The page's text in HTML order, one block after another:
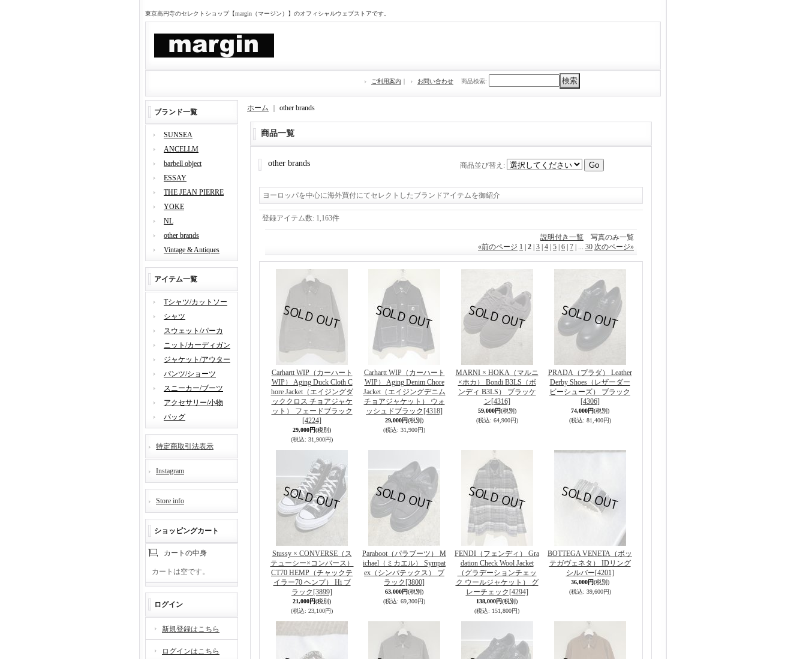
東京高円寺のセレクトショップ【margin（マージン）】のオフィシャルウェブストアです。
ご利用案内 ｜ お問い合わせ 商品検索:
ブランド一覧
SUNSEA
ANCELLM
barbell object
ESSAY
THE JEAN PIERRE
YOKE
NL
other brands
Vintage & Antiques
アイテム一覧
Tシャツ/カットソー
シャツ
スウェット/パーカ
ニット/カーディガン
ジャケット/アウター
パンツ/ショーツ
スニーカー/ブーツ
アクセサリー/小物
バッグ
特定商取引法表示
Instagram
Store info
ショッピングカート
カートの中身
カートは空です。
ログイン
新規登録はこちら
ログインはこちら
ホーム other brands
商品一覧
other brands 商品並び替え :
ヨーロッパを中心に海外買付にてセレクトしたブランドアイテムを御紹介
登録アイテム数: 1,163件
説明付き一覧 写真のみ一覧
«前のページ 1 2 3 4 5 6 7 ... 30 次のページ»
Carhartt WIP（カーハート
WIP） Aging Duck Cloth C
hore Jacket（エイジングダ
ッククロス チョアジャケ
ット） フェードブラック
[4224]
29,000円(税別)
(税込: 31,900円)
Carhartt WIP（カーハート
WIP） Aging Denim Chore
Jacket（エイジングデニム
チョアジャケット） ウォ
ッシュドブラック [4318]
29,000円(税別)
(税込: 31,900円)
MARNI × HOKA（マルニ
×ホカ） Bondi B3LS（ボ
ンディ B3LS） ブラッケ
ン[4316]
59,000円(税別)
(税込: 64,900円)
PRADA（プラダ） Leather
Derby Shoes（レザーダー
ビーシューズ） ブラック
[4306]
74,000円(税別)
(税込: 81,400円)
Stussy × CONVERSE（ス
テューシー×コンバース）
CT70 HEMP（チャックテ
イラー70 ヘンプ） Hi ブ
ラック [3899]
21,000円(税別)
(税込: 23,100円)
Paraboot（パラブーツ） M
ichael（ミカエル） Sympat
ex（シンパテックス） ブ
ラック [3800]
63,000円(税別)
(税込: 69,300円)
FENDI（フェンディ） Gra
dation Check Wool Jacket
（グラデーションチェッ
ク ウールジャケット） グ
レーチェック [4294]
138,000円(税別)
(税込: 151,800円)
BOTTEGA VENETA（ボッ
テガヴェネタ） IDリング
シルバー[4201]
36,000円(税別)
(税込: 39,600円)